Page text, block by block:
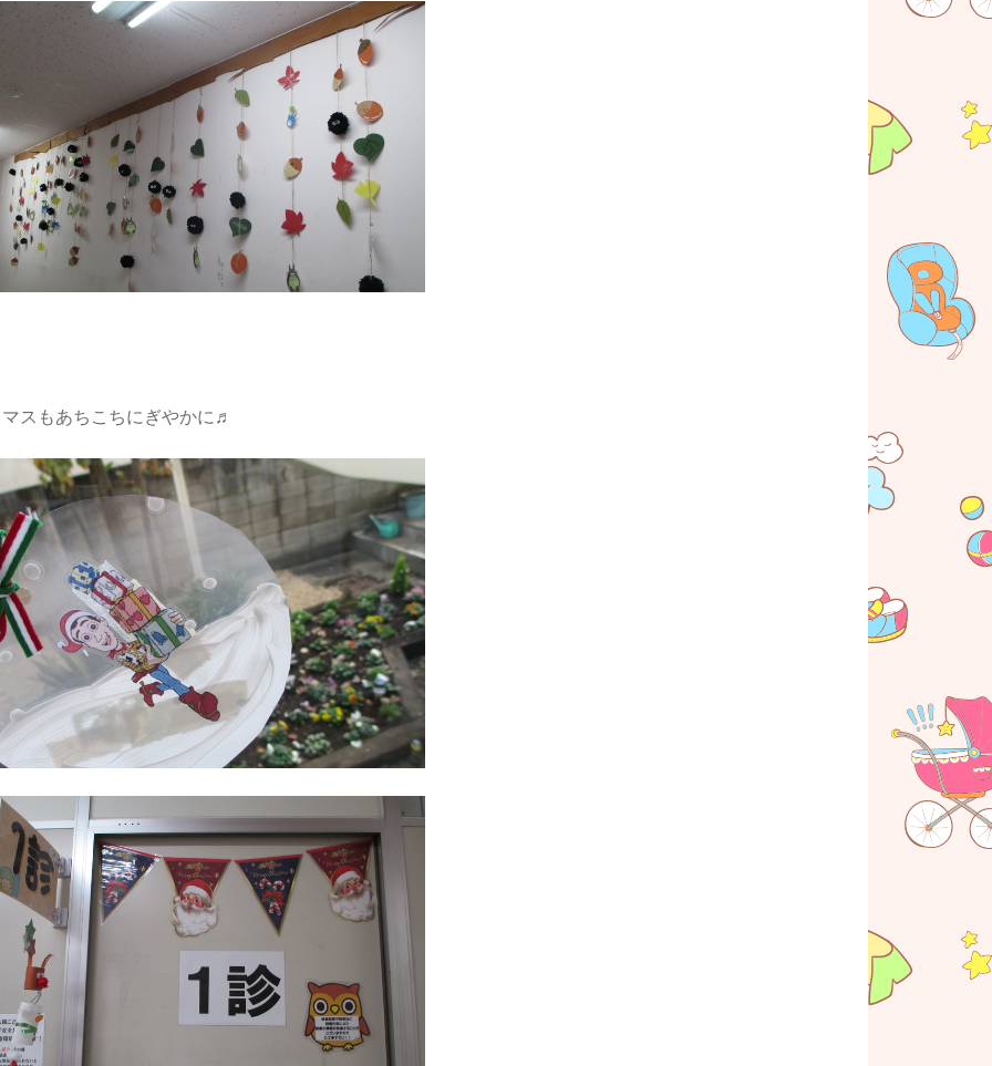
スもあちこちにぎやかに♬